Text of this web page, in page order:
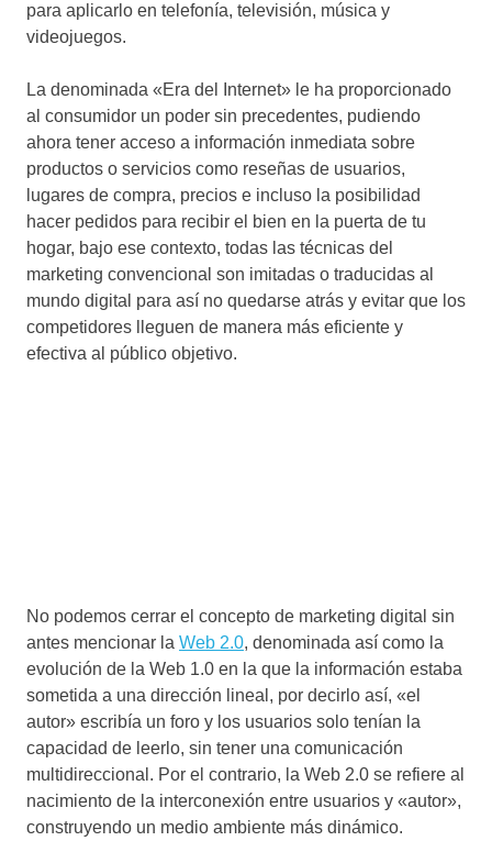
para aplicarlo en telefonía, televisión, música y
videojuegos.
La denominada «Era del Internet» le ha proporcionado
al consumidor un poder sin precedentes, pudiendo
ahora tener acceso a información inmediata sobre
productos o servicios como reseñas de usuarios,
lugares de compra, precios e incluso la posibilidad
hacer pedidos para recibir el bien en la puerta de tu
hogar, bajo ese contexto, todas las técnicas del
marketing convencional son imitadas o traducidas al
mundo digital para así no quedarse atrás y evitar que los
competidores lleguen de manera más eficiente y
efectiva al público objetivo.
No podemos cerrar el concepto de marketing digital sin
antes mencionar la Web 2.0, denominada así como la
evolución de la Web 1.0 en la que la información estaba
sometida a una dirección lineal, por decirlo así, «el
autor» escribía un foro y los usuarios solo tenían la
capacidad de leerlo, sin tener una comunicación
multidireccional. Por el contrario, la Web 2.0 se refiere al
nacimiento de la interconexión entre usuarios y «autor»,
construyendo un medio ambiente más dinámico.